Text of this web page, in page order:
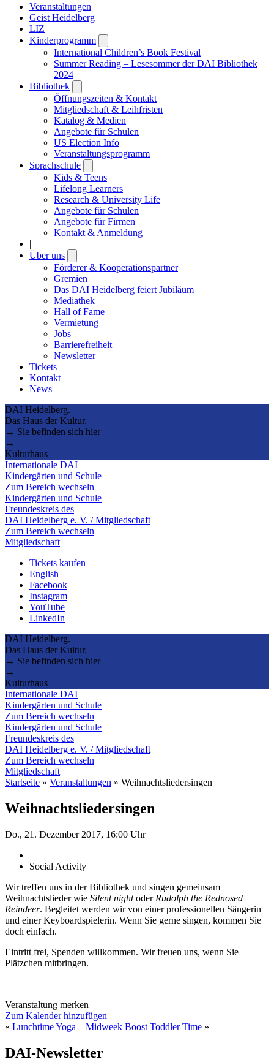
Veranstaltungen
Geist Heidelberg
LIZ
Kinderprogramm
submenu
International Children’s Book Festival
Summer Reading – Lesesommer der DAI Bibliothek
2024
Bibliothek
submenu
Öffnungszeiten & Kontakt
Mitgliedschaft & Leihfristen
Katalog & Medien
Angebote für Schulen
US Election Info
Veranstaltungsprogramm
Sprachschule
submenu
Kids & Teens
Lifelong Learners
Research & University Life
Angebote für Schulen
Angebote für Firmen
Kontakt & Anmeldung
|
Über uns
submenu
Förderer & Kooperationspartner
Gremien
Das DAI Heidelberg feiert Jubiläum
Mediathek
Hall of Fame
Vermietung
Jobs
Barrierefreiheit
Newsletter
Tickets
Kontakt
News
DAI Heidelberg.
Das Haus der Kultur.
→ Sie befinden sich hier
→
Kulturhaus
Internationale DAI
Kindergärten und Schule
Zum Bereich wechseln
Kindergärten und Schule
Freundeskreis des
DAI Heidelberg e. V. / Mitgliedschaft
Zum Bereich wechseln
Mitgliedschaft
Tickets kaufen
English
Facebook
Instagram
YouTube
LinkedIn
DAI Heidelberg.
Das Haus der Kultur.
→ Sie befinden sich hier
→
Kulturhaus
Internationale DAI
Kindergärten und Schule
Zum Bereich wechseln
Kindergärten und Schule
Freundeskreis des
DAI Heidelberg e. V. / Mitgliedschaft
Zum Bereich wechseln
Mitgliedschaft
Startseite » Veranstaltungen » Weihnachtsliedersingen
Weihnachtsliedersingen
Do., 21. Dezember 2017, 16:00 Uhr
Social Activity
Wir treffen uns in der Bibliothek und singen gemeinsam
Weihnachtslieder wie Silent nightoder Rudolph the Rednosed
Reindeer. Begleitet werden wir von einer professionellen Sängerin
und einer Keyboardspielerin. Wenn Sie gerne singen, kommen Sie
doch einfach.
Eintritt frei, Spenden willkommen. Wir freuen uns, wenn Sie
Plätzchen mitbringen.
Veranstaltung merken
Zum Kalender hinzufügen
« Lunchtime Yoga – Midweek Boost Toddler Time »
DAI-Newsletter